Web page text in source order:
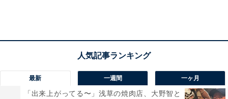
最新 一週間 一ヶ月
「出来上がってる〜」浅草の焼肉店、大野智と